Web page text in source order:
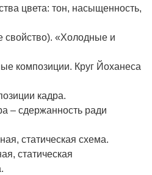
цвета: тон, насыщенность,
свойство). «Холодные и
композиции. Круг Йоханеса
кадра.
– сдержанность ради
статическая схема.
статическая